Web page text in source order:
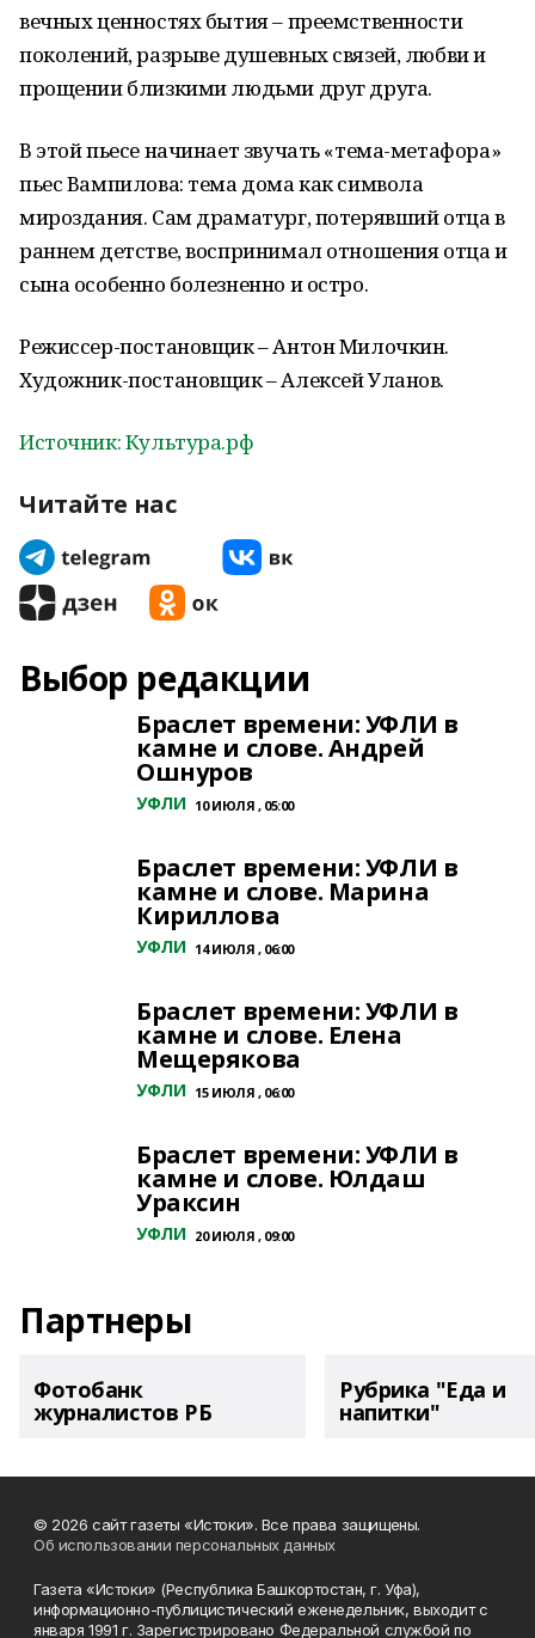
вечных ценностях бытия – преемственности
поколений, разрыве душевных связей, любви и
прощении близкими людьми друг друга.
В этой пьесе начинает звучать «тема-метафора»
пьес Вампилова: тема дома как символа
мироздания. Сам драматург, потерявший отца в
раннем детстве, воспринимал отношения отца и
сына особенно болезненно и остро.
Режиссер-постановщик – Антон Милочкин.
Художник-постановщик – Алексей Уланов.
Источник: Культура.рф
Читайте нас
Выбор редакции
Браслет времени: УФЛИ в
камне и слове. Андрей
Ошнуров
УФЛИ 10 ИЮЛЯ , 05:00
Браслет времени: УФЛИ в
камне и слове. Марина
Кириллова
УФЛИ 14 ИЮЛЯ , 06:00
Браслет времени: УФЛИ в
камне и слове. Елена
Мещерякова
УФЛИ 15 ИЮЛЯ , 06:00
Браслет времени: УФЛИ в
камне и слове. Юлдаш
Ураксин
УФЛИ 20 ИЮЛЯ , 09:00
Партнеры
Фотобанк
журналистов РБ
Рубрика "Еда и
напитки"
© 2026 сайт газеты «Истоки». Все права защищены.
Об использовании персональных данных
Газета «Истоки» (Республика Башкортостан, г. Уфа),
информационно-публицистический еженедельник, выходит с
января 1991 г. Зарегистрировано Федеральной службой по